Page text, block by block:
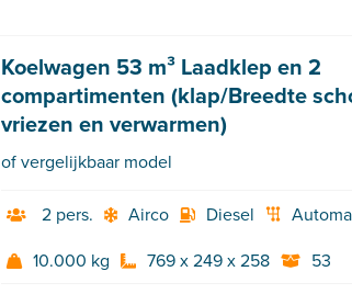
Koelwagen 53 m³ Laadklep en 2
compartimenten (klap/Breedte
vriezen en verwarmen)
of vergelijkbaar model
2 pers. Airco Diesel
10.000 kg
769 x 249 x 258 53